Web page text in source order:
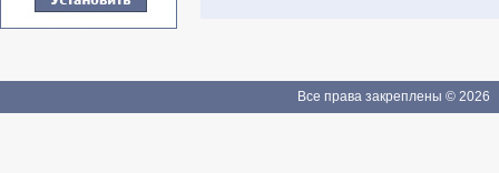
Все права закреплены © 2026